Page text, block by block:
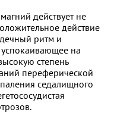
действует не
действие
ритм и
успокаивающее на
степень
переферической
седалищного